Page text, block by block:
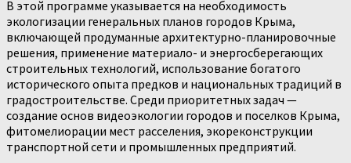
В этой программе указывается на необходимость
экологизации ге­неральных планов городов Крыма,
включающей продуманные архитектурно-планировочные
решения, применение материало- и энергосберега­ющих
строительных технологий, использование богатого
исторического опыта предков и национальных традиций в
градостроительстве. Среди приоритетных задач —
создание основ видеоэкологии городов и посел­ков Крыма,
фитомелиорации мест расселения, экореконструкции
транспортной сети и промышленных предприятий.